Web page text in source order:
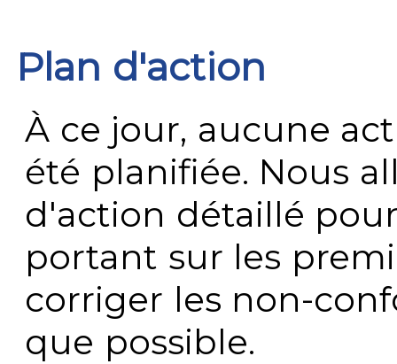
Plan d'action
À ce jour, aucune
été planifiée. Nous
d'action détaillé
portant sur les
corriger les non-
que possible.